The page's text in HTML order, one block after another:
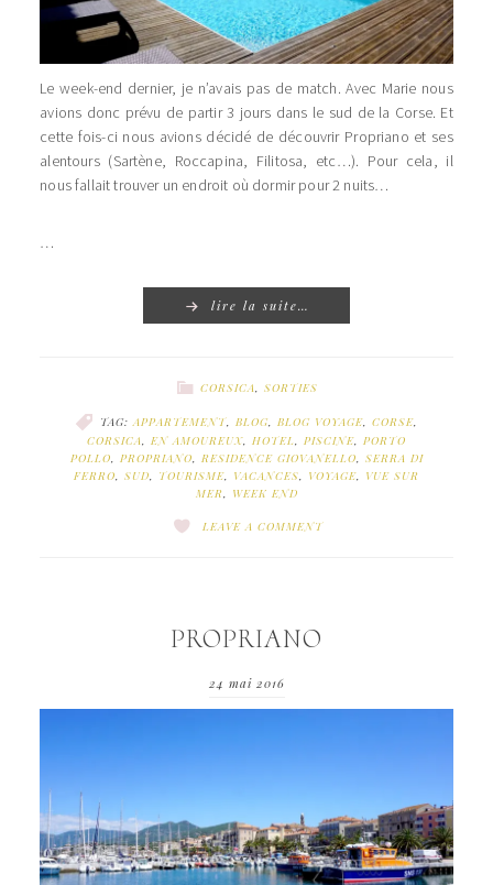
Le week-end dernier, je n’avais pas de match. Avec Marie nous
avions donc prévu de partir 3 jours dans le sud de la Corse. Et
cette fois-ci nous avions décidé de découvrir Propriano et ses
alentours (Sartène, Roccapina, Filitosa, etc…). Pour cela, il
nous fallait trouver un endroit où dormir pour 2 nuits…
…
lire la suite…
CORSICA, SORTIES
TAG:APPARTEMENT, BLOG, BLOG VOYAGE, CORSE,
CORSICA, EN AMOUREUX, HOTEL, PISCINE, PORTO
POLLO, PROPRIANO, RESIDENCE GIOVANELLO, SERRA DI
FERRO, SUD, TOURISME, VACANCES, VOYAGE, VUE SUR
MER, WEEK END
LEAVE A COMMENT
PROPRIANO
24 mai 2016